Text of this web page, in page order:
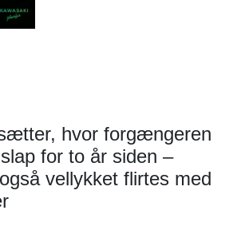
hvor forgængeren
for to år siden –
vellykket flirtes med